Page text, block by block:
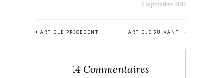
3 septembre 2012
ARTICLE PRÉCÉDENT ARTICLE SUIVANT
14 Commentaires